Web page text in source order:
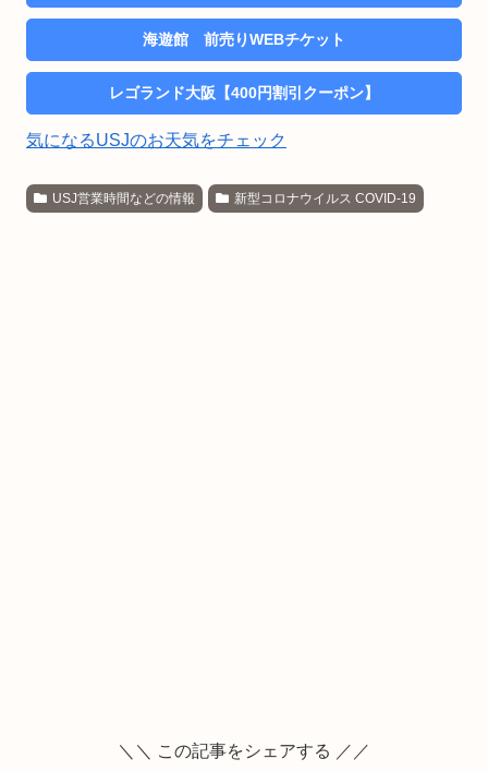
海遊館 前売りWEBチケット
レゴランド大阪【400円割引クーポン】
気になるUSJのお天気をチェック
USJ営業時間などの情報 新型コロナウイルス COVID-19
＼＼ この記事をシェアする ／／